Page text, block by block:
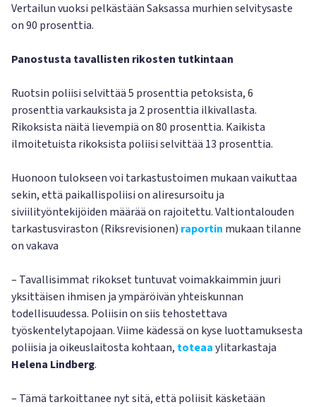
Vertailun vuoksi pelkästään Saksassa murhien selvitysaste
on 90 prosenttia.
Panostusta tavallisten rikosten tutkintaan
Ruotsin poliisi selvittää 5 prosenttia petoksista, 6
prosenttia varkauksista ja 2 prosenttia ilkivallasta.
Rikoksista näitä lievempiä on 80 prosenttia. Kaikista
ilmoitetuista rikoksista poliisi selvittää 13 prosenttia.
Huonoon tulokseen voi tarkastustoimen mukaan vaikuttaa
sekin, että paikallispoliisi on aliresursoitu ja
siviilityöntekijöiden määrää on rajoitettu. Valtiontalouden
tarkastusviraston (Riksrevisionen) raportin mukaan tilanne
on vakava
– Tavallisimmat rikokset tuntuvat voimakkaimmin juuri
yksittäisen ihmisen ja ympäröivän yhteiskunnan
todellisuudessa. Poliisin on siis tehostettava
työskentelytapojaan. Viime kädessä on kyse luottamuksesta
poliisia ja oikeuslaitosta kohtaan, toteaaylitarkastaja
Helena Lindberg.
– Tämä tarkoittanee nyt sitä, että poliisit käsketään